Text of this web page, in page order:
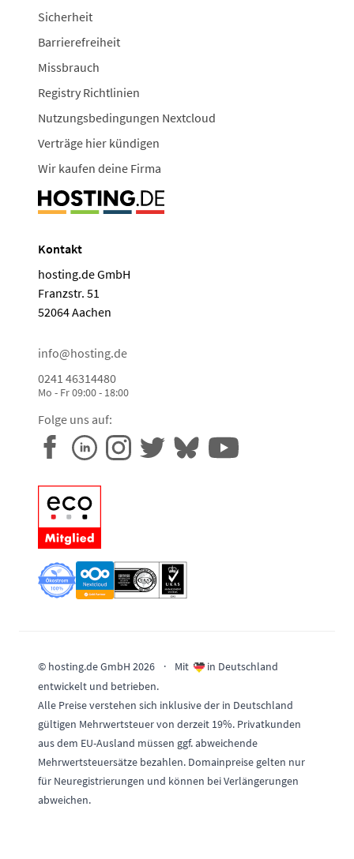
Sicherheit
Barrierefreiheit
Missbrauch
Registry Richtlinien
Nutzungsbedingungen Nextcloud
Verträge hier kündigen
Wir kaufen deine Firma
Kontakt
hosting.de GmbH
Franzstr. 51
52064 Aachen
info@hosting.de
0241 46314480
Mo - Fr 09:00 - 18:00
Folge uns auf:
© hosting.de GmbH 2026 · Mit
in Deutschland
entwickelt und betrieben.
Alle Preise verstehen sich inklusive der in Deutschland
gültigen Mehrwertsteuer von derzeit 19%. Privatkunden
aus dem EU-Ausland müssen ggf. abweichende
Mehrwertsteuersätze bezahlen. Domainpreise gelten nur
für Neuregistrierungen und können bei Verlängerungen
abweichen.